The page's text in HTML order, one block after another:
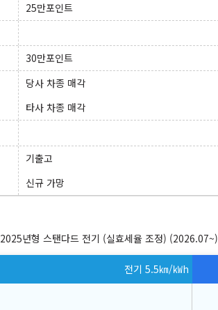
25만포인트
30만포인트
당사 차종 매각
타사 차종 매각
기출고
신규 가망
2025년형 스탠다드 전기 (실효세율 조정) (2026.07~)
전기 5.5㎞/㎾h